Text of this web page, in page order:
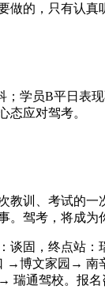
的，只有认真
学员B平日表
态应对驾考。
训、考试的
驾考，将成
谈固，终点
博文家园→
驾校。报名